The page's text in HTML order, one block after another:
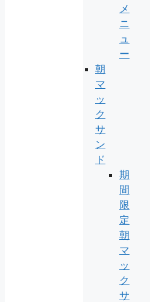
メ
ニ
ュ
ー
朝
マ
ッ
ク
サ
ン
ド
期
間
限
定
朝
マ
ッ
ク
サ